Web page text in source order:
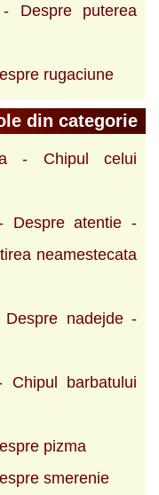
Despre puterea
rugaciune
din categorie
- Chipul celui
Despre atentie -
neamestecata
nadejde -
barbatului
pizma
smerenie